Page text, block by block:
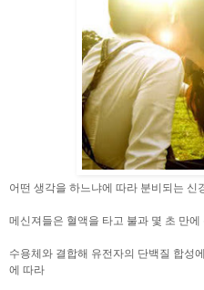
어떤 생각을 하느냐에 따라 분비되는
메신져들은 혈액을 타고 불과 몇 초 만
수용체와 결합해 유전자의 단백질 합성
에 따라